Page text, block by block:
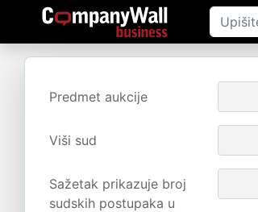
Predmet aukcije
Viši sud
Sažetak prikazuje broj
sudskih postupaka u